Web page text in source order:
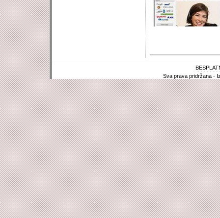
Sva prava pridržana -